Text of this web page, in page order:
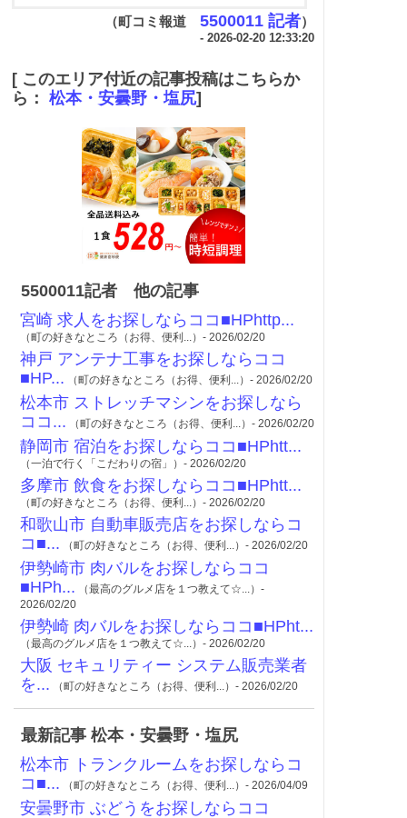
（町コミ報道 5500011 記者）
- 2026-02-20 12:33:20
[ このエリア付近の記事投稿はこちらか
ら： 松本・安曇野・塩尻]
5500011記者 他の記事
宮崎 求人をお探しならココ■HPhttp...
（町の好きなところ（お得、便利...）- 2026/02/20
神戸 アンテナ工事をお探しならココ
■HP... （町の好きなところ（お得、便利...）- 2026/02/20
松本市 ストレッチマシンをお探しなら
ココ... （町の好きなところ（お得、便利...）- 2026/02/20
静岡市 宿泊をお探しならココ■HPhtt...
（一泊で行く「こだわりの宿」）- 2026/02/20
多摩市 飲食をお探しならココ■HPhtt...
（町の好きなところ（お得、便利...）- 2026/02/20
和歌山市 自動車販売店をお探しならコ
コ■... （町の好きなところ（お得、便利...）- 2026/02/20
伊勢崎市 肉バルをお探しならココ
■HPh... （最高のグルメ店を１つ教えて☆...）-
2026/02/20
伊勢崎 肉バルをお探しならココ■HPht...
（最高のグルメ店を１つ教えて☆...）- 2026/02/20
大阪 セキュリティー システム販売業者
を... （町の好きなところ（お得、便利...）- 2026/02/20
最新記事 松本・安曇野・塩尻
松本市 トランクルームをお探しならコ
コ■... （町の好きなところ（お得、便利...）- 2026/04/09
安曇野市 ぶどうをお探しならココ